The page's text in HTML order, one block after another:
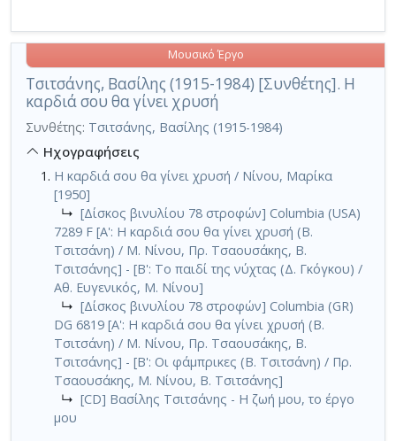
Τσιτσάνης, Βασίλης (1915-1984) [Συνθέτης]. Η
καρδιά σου θα γίνει χρυσή
Μουσικό Έργο
Συνθέτης: Τσιτσάνης, Βασίλης (1915-1984)
Ηχογραφήσεις
Η καρδιά σου θα γίνει χρυσή / Νίνου, Μαρίκα
[1950]
↳ [Δίσκος βινυλίου 78 στροφών] Columbia (USA)
7289 F [Α': Η καρδιά σου θα γίνει χρυσή (Β.
Τσιτσάνη) / Μ. Νίνου, Πρ. Τσαουσάκης, Β.
Τσιτσάνης] - [Β': Το παιδί της νύχτας (Δ. Γκόγκου) /
Αθ. Ευγενικός, Μ. Νίνου]
↳ [Δίσκος βινυλίου 78 στροφών] Columbia (GR)
DG 6819 [Α': Η καρδιά σου θα γίνει χρυσή (Β.
Τσιτσάνη) / Μ. Νίνου, Πρ. Τσαουσάκης, Β.
Τσιτσάνης] - [Β': Οι φάμπρικες (Β. Τσιτσάνη) / Πρ.
Τσαουσάκης, Μ. Νίνου, Β. Τσιτσάνης]
↳ [CD] Βασίλης Τσιτσάνης - Η ζωή μου, το έργο
μου